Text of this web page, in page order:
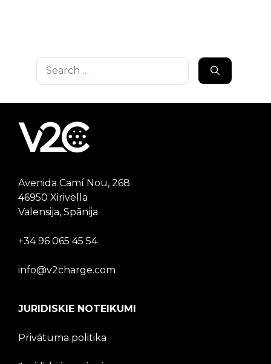
Search
for:
Avenida Camí Nou, 268
46950 Xirivella
Valensija, Spānija
+34 96 065 45 54
info@v2charge.com
JURIDISKIE NOTEIKUMI
Privātuma politika